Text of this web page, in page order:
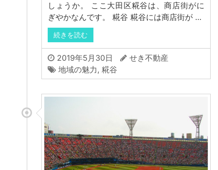
しょうか。 ここ大田区糀谷は、商店街がに
ぎやかなんです。 糀谷 糀谷には商店街が …
続きを読む
2019年5月30日
せき不動産
地域の魅力, 糀谷